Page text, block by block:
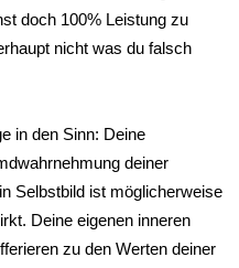
doch 100% Leistung zu
nicht was du falsch
in den Sinn: Deine
deiner
Selbstbild ist möglicherweise
Deine eigenen inneren
zu den Werten deiner